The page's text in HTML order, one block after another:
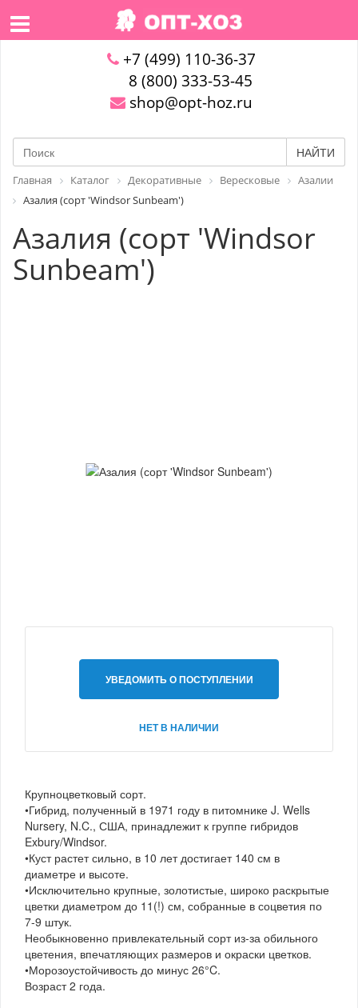
+7 (499) 110-36-37
8 (800) 333-53-45
shop@opt-hoz.ru
НАЙТИ
Главная Каталог Декоративные Вересковые
Азалии
Азалия (сорт 'Windsor Sunbeam')
Азалия (сорт 'Windsor
Sunbeam')
УВЕДОМИТЬ О ПОСТУПЛЕНИИ
НЕТ В НАЛИЧИИ
Крупноцветковый сорт.
•Гибрид, полученный в 1971 году в питомнике J. Wells
Nursery, N.C., США, принадлежит к группе гибридов
Exbury/Windsor.
•Куст растет сильно, в 10 лет достигает 140 см в
диаметре и высоте.
•Исключительно крупные, золотистые, широко раскрытые
цветки диаметром до 11(!) см, собранные в соцветия по
7-9 штук.
Необыкновенно привлекательный сорт из-за обильного
цветения, впечатляющих размеров и окраски цветков.
•Морозоустойчивость до минус 26°C.
Возраст 2 года.